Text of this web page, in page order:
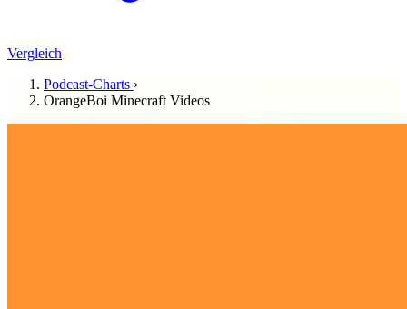
Vergleich
Podcast-Charts ›
OrangeBoi Minecraft Videos